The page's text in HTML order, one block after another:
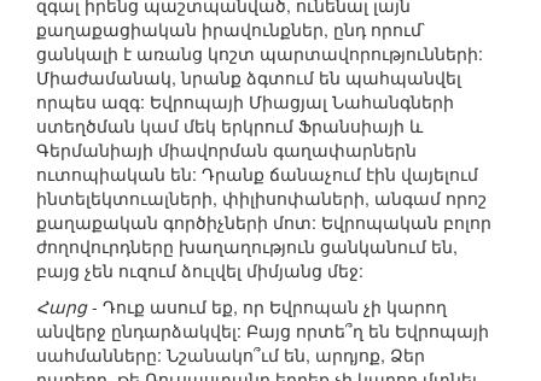
զգալ իրենց պաշտպանված, ունենալ լայն
քաղաքացիական իրավունքներ, ընդ որում`
ցանկալի է առանց կոշտ պարտավորությունների:
Միաժամանակ, նրանք ձգտում են պահպանվել
որպես ազգ: Եվրոպայի Միացյալ Նահանգների
ստեղծման կամ մեկ երկրում Ֆրանսիայի և
Գերմանիայի միավորման գաղափարներն
ուտոպիական են: Դրանք ճանաչում էին վայելում
ինտելեկտուալների, փիլիսոփաների, անգամ որոշ
քաղաքական գործիչների մոտ: Եվրոպական բոլոր
ժողովուրդները խաղաղություն ցանկանում են,
բայց չեն ուզում ձուլվել միմյանց մեջ:
Հարց- Դուք ասում եք, որ Եվրոպան չի կարող
անվերջ ընդարձակվել: Բայց որտե՞ղ են Եվրոպայի
սահմանները: Նշանակո՞ւմ են, արդյոք, Ձեր